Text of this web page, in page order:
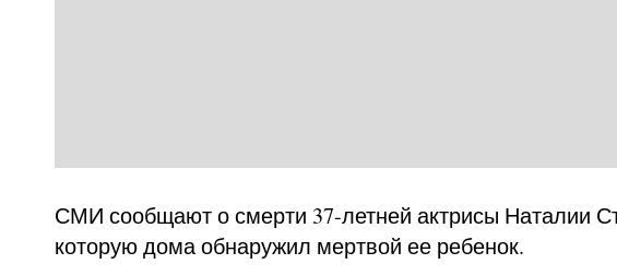
СМИ сообщают о смерти 37-летней актрисы Наталии
которую дома обнаружил мертвой ее ребенок.